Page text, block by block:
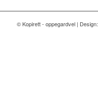
© Kopirett - oppegardvel | Design: